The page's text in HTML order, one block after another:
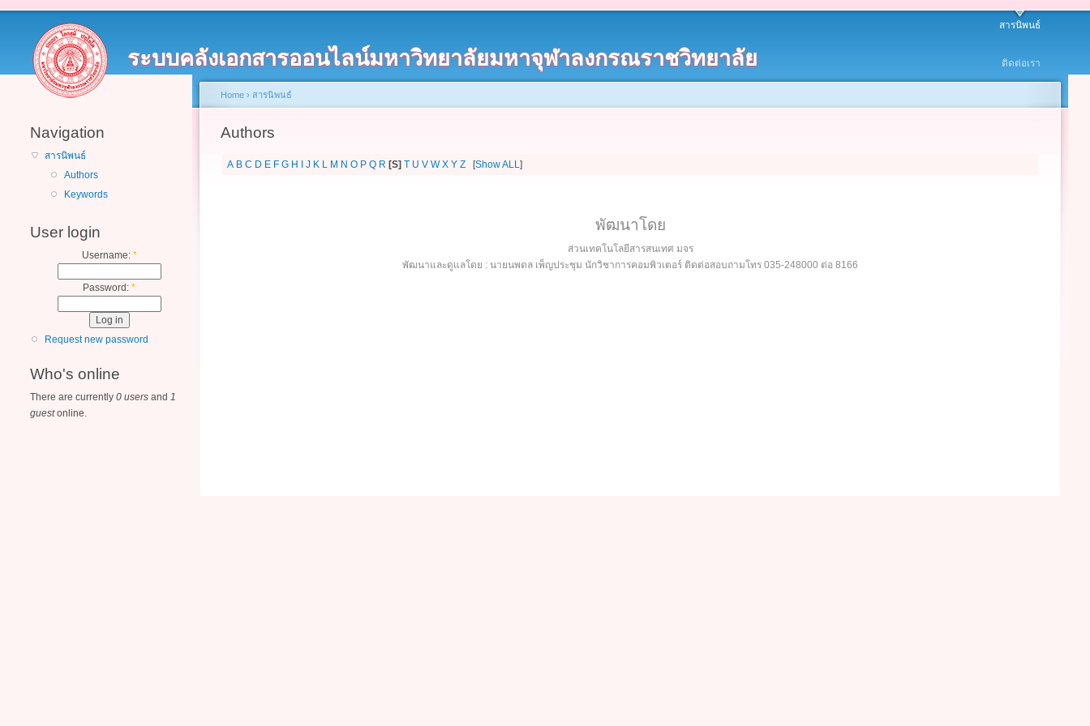
ระบบคลังเอกสารออนไลน์มหาวิทยาลัยมหาจุฬาลงกรณราชวิทยาลัย
สารนิพนธ์
ติดต่อเรา
Navigation
สารนิพนธ์
Authors
Keywords
User login
Username: *
Password: *
Request new password
Who's online
There are currently 0 users and 1
guestonline.
Home › สารนิพนธ์
Authors
A B C D E F G H J K L M N O P Q R [S] T U V W X Y Z [Show ALL]
พัฒนาโดย
ส่วนเทคโนโลยีสารสนเทศ มจร
พัฒนาและดูแลโดย : นายนพดล เพ็ญประชุม นักวิชาการคอมพิวเตอร์ ติดต่อสอบถามโทร 035-248000 ต่อ 8166